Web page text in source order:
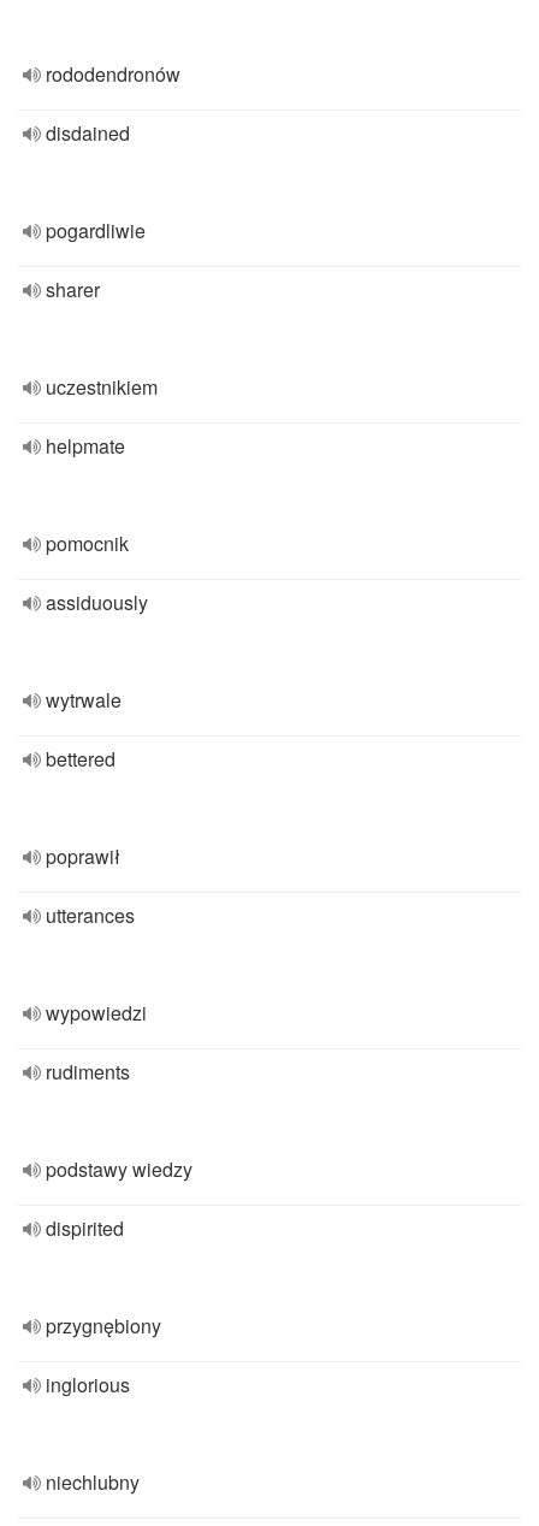
rododendronów
disdained
pogardliwie
sharer
uczestnikiem
helpmate
pomocnik
assiduously
wytrwale
bettered
poprawił
utterances
wypowiedzi
rudiments
podstawy wiedzy
dispirited
przygnębiony
inglorious
niechlubny